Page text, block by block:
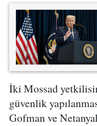
İki Mossad
güvenlik
Gofman ve